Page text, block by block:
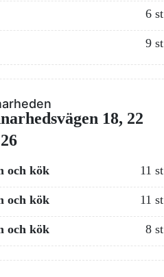
6 st
9 st
18, 22
11 st
och kök
11 st
och kök
8 st
och kök